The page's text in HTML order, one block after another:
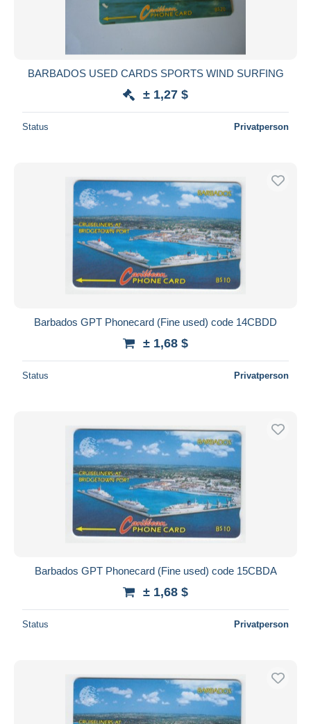
BARBADOS USED CARDS SPORTS WIND SURFING
± 1,27 $
Status Privatperson
Barbados GPT Phonecard (Fine used) code 14CBDD
± 1,68 $
Status Privatperson
Barbados GPT Phonecard (Fine used) code 15CBDA
± 1,68 $
Status Privatperson